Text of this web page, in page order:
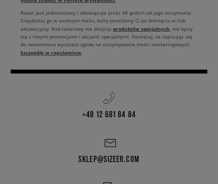
Rabat jest jednorazowy i obowiązuje przez 48 godzin od jego otrzymania.
Znajdziesz go w osobnym mailu, który prześlemy Ci po kliknięciu w link
aktywacyjny. Kod rabatowy nie dotyczy produktów specjalnych, nie łączy
się z innymi promocjami i akcjami specjalnymi. Pamiętaj, że zapisując się
do newslettera wyrażasz zgodę na otrzymywanie treści marketingowych.
Szczegóły w regulaminie.
+48 12 681 84 84
SKLEP@SIZEER.COM